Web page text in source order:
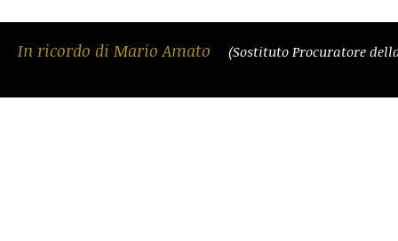
In ricordo di Mario Amato (Sostituto Procuratore